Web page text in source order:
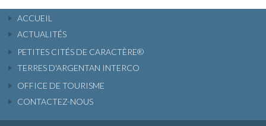
ACCUEIL
ACTUALITÉS
PETITES CITÉS DE CARACTÈRE®
TERRES D'ARGENTAN INTERCO
OFFICE DE TOURISME
CONTACTEZ-NOUS